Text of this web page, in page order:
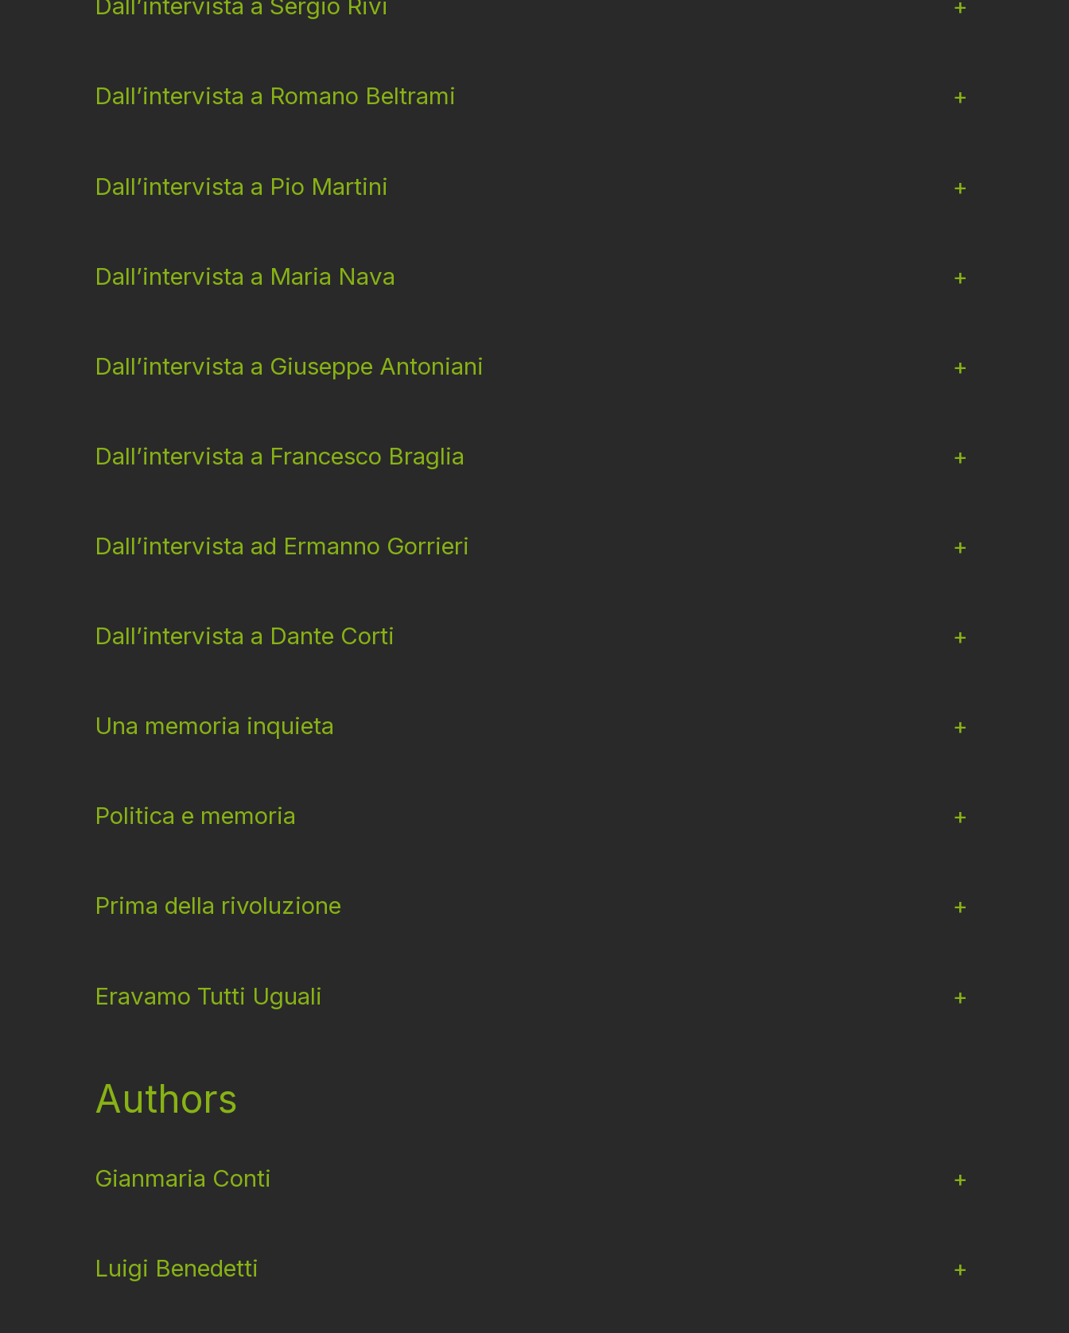
Dall’intervista a Sergio Rivi +
Dall’intervista a Romano Beltrami +
Dall’intervista a Pio Martini +
Dall’intervista a Maria Nava +
Dall’intervista a Giuseppe Antoniani +
Dall’intervista a Francesco Braglia +
Dall’intervista ad Ermanno Gorrieri +
Dall’intervista a Dante Corti +
Una memoria inquieta +
Politica e memoria +
Prima della rivoluzione +
Eravamo Tutti Uguali +
Authors
Gianmaria Conti +
Luigi Benedetti +